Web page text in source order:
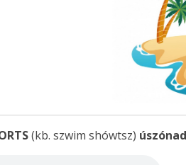
(kb. szwim shówtsz)